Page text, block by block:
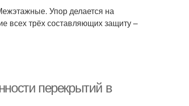
Упор делается на
всех трёх составляющих защиту –
перекрытий в